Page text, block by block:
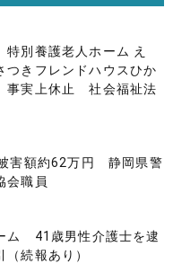
別養護老人ホーム え
きフレンドハウスひか
実上休止 社会福祉法
害額約62万円 静岡県警
会職員
ム 41歳男性介護士を逮
続報あり）